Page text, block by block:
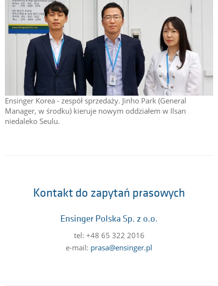
Ensinger Korea - zespół sprzedaży. Jinho Park (General
Manager, w środku) kieruje nowym oddziałem w Ilsan
niedaleko Seulu.
Kontakt do zapytań prasowych
Ensinger Polska Sp. z o.o.
tel: +48 65 322 2016
e-mail: prasa@ensinger.pl